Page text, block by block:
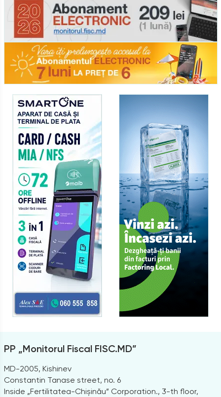
PP „Monitorul Fiscal FISC.MD”
MD-2005, Kishinev
Constantin Tanase street, no. 6
Inside „Fertilitatea-Chișinău” Corporation., 3-th floor,